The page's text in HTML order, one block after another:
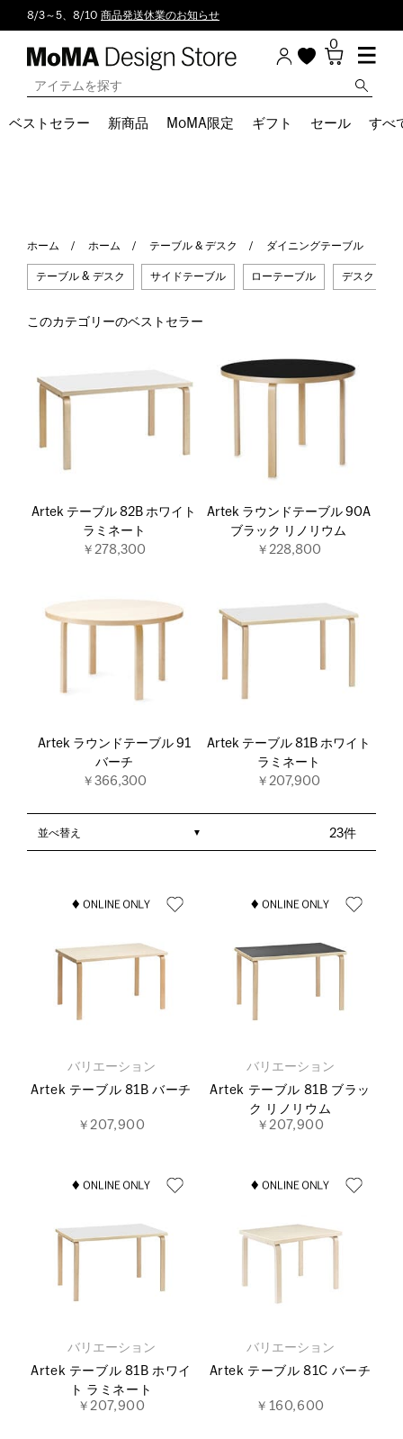
8/3～5、8/10 商品発送休業のお知らせ
0
ベストセラー 新商品 MoMA限定 ギフト セール すべ
ホーム ホーム テーブル & デスク ダイニングテーブル
テーブル & デスク サイドテーブル ローテーブル デスク
このカテゴリーのベストセラー
Artek テーブル 82B ホワイト
ラミネート
￥278,300
Artek ラウンドテーブル 90A
ブラック リノリウム
￥228,800
Artek ラウンドテーブル 91
バーチ
￥366,300
Artek テーブル 81B ホワイト
ラミネート
￥207,900
23件
並べ替え
バリエーション
Artek テーブル 81B バーチ
￥207,900
バリエーション
Artek テーブル 81B ブラッ
ク リノリウム
￥207,900
バリエーション
Artek テーブル 81B ホワイ
ト ラミネート
￥207,900
バリエーション
Artek テーブル 81C バーチ
￥160,600